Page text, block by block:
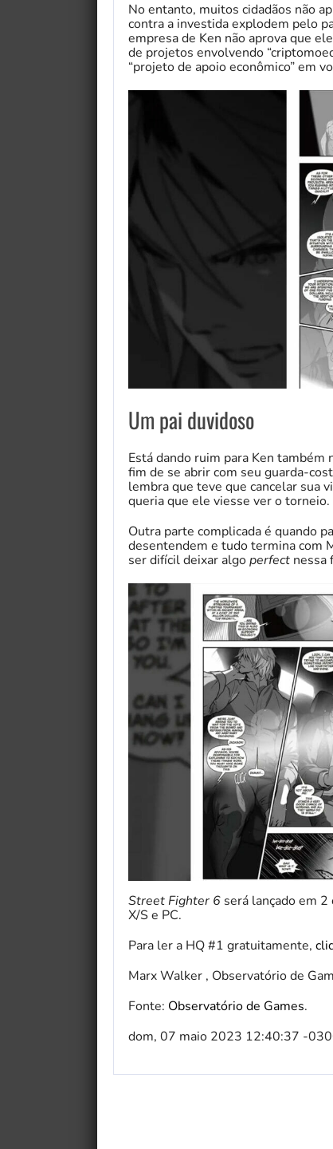
No entanto, muitos cidadãos não
contra a investida explodem pelo
empresa de Ken não aprova que
de projetos envolvendo
“projeto de apoio econômico” em
Um pai duvidoso
Está dando ruim para Ken
fim de se abrir com seu guarda-
lembra que teve que cancelar sua
queria que ele viesse ver o torneio.
Outra parte complicada é quando
desentendem e tudo termina com
ser difícil deixar algoperfect nessa
Street Fighter 6 será lançado em
X/S e PC.
Para ler a HQ #1 gratuitamente,
Marx Walker , Observatório de
Fonte: Observatório de Games.
dom, 07 maio 2023 12:40:37 -